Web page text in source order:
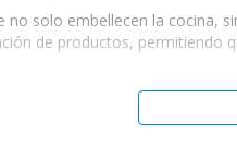
solo embellecen la cocina,
de productos, permitiendo
la experiencia de